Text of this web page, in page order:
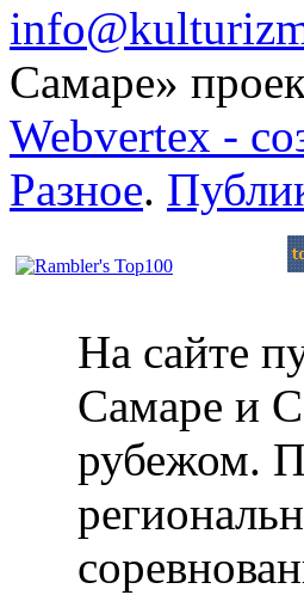
Самаре»
Webvertex -
Разное.
На сайте
Самаре и
рубежом.